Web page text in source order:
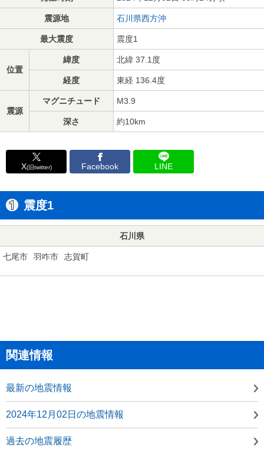
震源地 石川県西方沖
最大震度 震度1
位置
緯度 北緯 37.1度
経度 東経 136.4度
震源
マグニチュード M3.9
深さ 約10km
X(旧twitter) Facebook LINE
震度1
石川県
七尾市 羽咋市 志賀町
関連情報
最新の地震情報
2024年12月02日の地震情報
過去の地震履歴